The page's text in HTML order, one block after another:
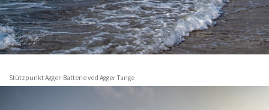
Stützpunkt Agger-Batterie ved Agger Tange